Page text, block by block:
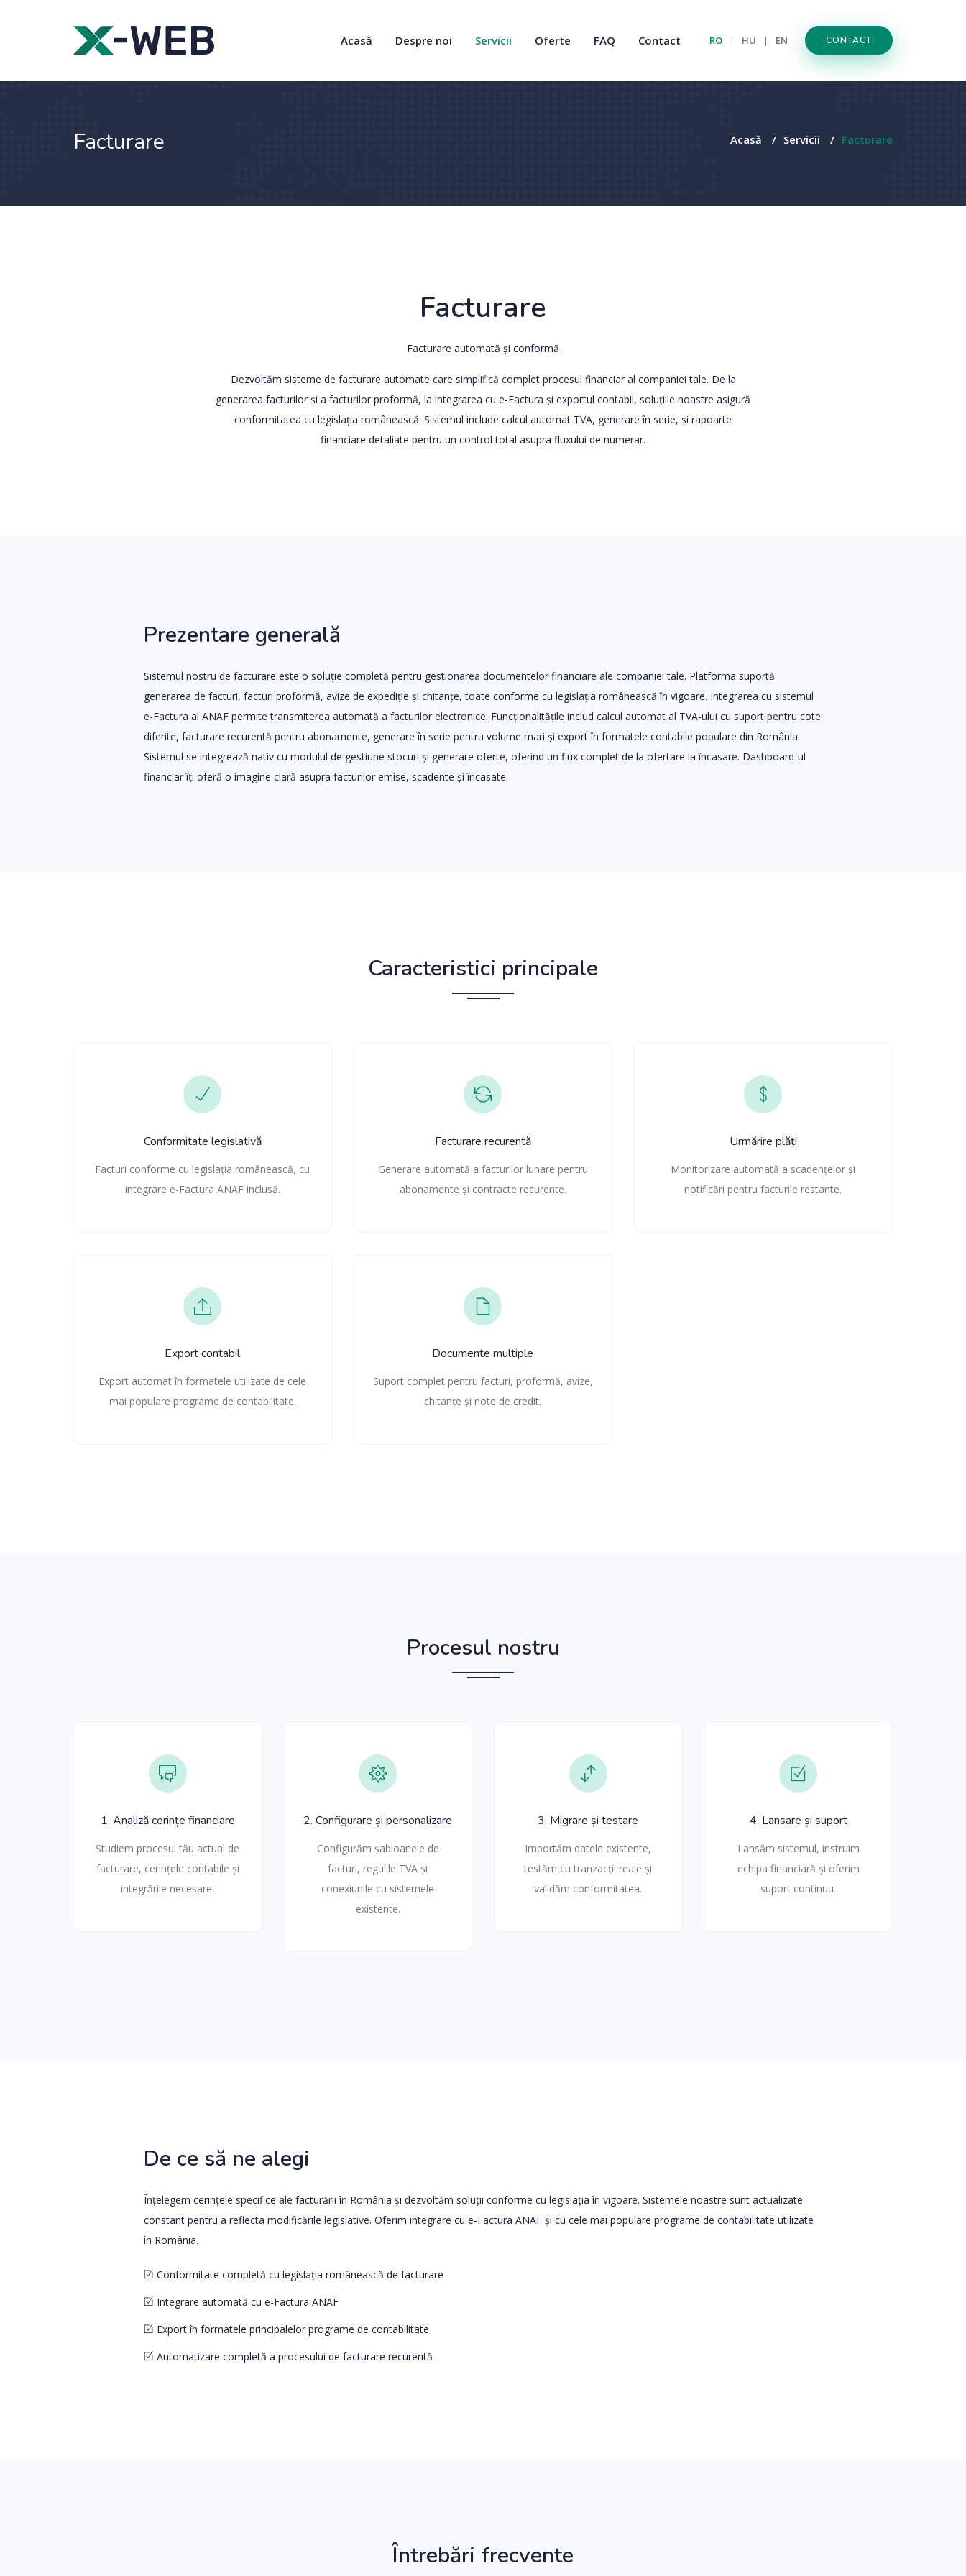
Acasă Despre noi Servicii Oferte FAQ Contact RO | HU | EN CONTACT
Facturare Acasă / Servicii / Facturare
Facturare
Facturare automată și conformă
Dezvoltăm sisteme de facturare automate care simplifică complet procesul financiar al companiei tale. De la
generarea facturilor și a facturilor proformă, la integrarea cu e-Factura și exportul contabil, soluțiile noastre asigură
conformitatea cu legislația românească. Sistemul include calcul automat TVA, generare în serie, și rapoarte
financiare detaliate pentru un control total asupra fluxului de numerar.
Prezentare generală
Sistemul nostru de facturare este o soluție completă pentru gestionarea documentelor financiare ale companiei tale. Platforma suportă
generarea de facturi, facturi proformă, avize de expediție și chitanțe, toate conforme cu legislația românească în vigoare. Integrarea cu sistemul
e-Factura al ANAF permite transmiterea automată a facturilor electronice. Funcționalitățile includ calcul automat al TVA-ului cu suport pentru cote
diferite, facturare recurentă pentru abonamente, generare în serie pentru volume mari și export în formatele contabile populare din România.
Sistemul se integrează nativ cu modulul de gestiune stocuri și generare oferte, oferind un flux complet de la ofertare la încasare. Dashboard-ul
financiar îți oferă o imagine clară asupra facturilor emise, scadente și încasate.
Caracteristici principale
Conformitate legislativă
Facturi conforme cu legislația românească, cu
integrare e-Factura ANAF inclusă.
Facturare recurentă
Generare automată a facturilor lunare pentru
abonamente și contracte recurente.
Urmărire plăți
Monitorizare automată a scadențelor și
notificări pentru facturile restante.
Export contabil
Export automat în formatele utilizate de cele
mai populare programe de contabilitate.
Documente multiple
Suport complet pentru facturi, proformă, avize,
chitanțe și note de credit.
Procesul nostru
1. Analiză cerințe financiare
Studiem procesul tău actual de
facturare, cerințele contabile și
integrările necesare.
2. Configurare și personalizare
Configurăm șabloanele de
facturi, regulile TVA și
conexiunile cu sistemele
existente.
3. Migrare și testare
Importăm datele existente,
testăm cu tranzacții reale și
validăm conformitatea.
4. Lansare și suport
Lansăm sistemul, instruim
echipa financiară și oferim
suport continuu.
De ce să ne alegi
Înțelegem cerințele specifice ale facturării în România și dezvoltăm soluții conforme cu legislația în vigoare. Sistemele noastre sunt actualizate
constant pentru a reflecta modificările legislative. Oferim integrare cu e-Factura ANAF și cu cele mai populare programe de contabilitate utilizate
în România.
Conformitate completă cu legislația românească de facturare
Integrare automată cu e-Factura ANAF
Export în formatele principalelor programe de contabilitate
Automatizare completă a procesului de facturare recurentă
Întrebări frecvente